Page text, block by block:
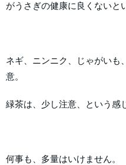
がうさぎの健康に良くないと
ネギ、ニンニク、じゃがいも
意。
緑茶は、少し注意、という感
何事も、多量はいけません。